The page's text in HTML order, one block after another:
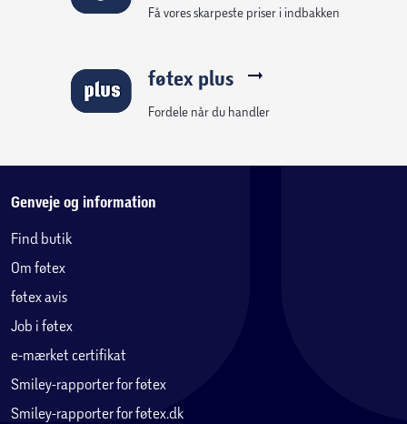
Få vores skarpeste priser i indbakken
føtex plus
Fordele når du handler
Genveje og information
Find butik
Om føtex
føtex avis
Job i føtex
e-mærket certifikat
Smiley-rapporter for føtex
Smiley-rapporter for føtex.dk